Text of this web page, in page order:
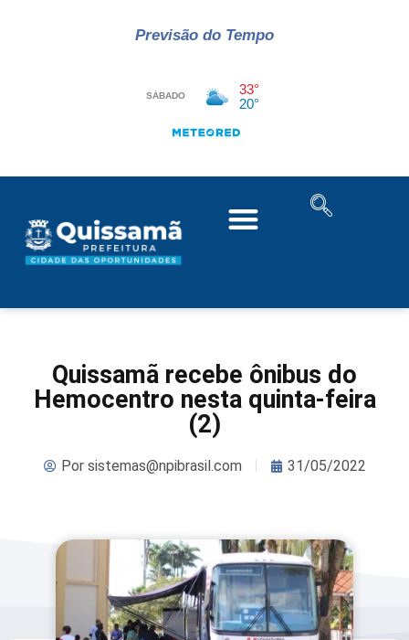
Previsão do Tempo
Quissamã recebe ônibus do
Hemocentro nesta quinta-feira
(2)
Porsistemas@npibrasil.com 31/05/2022